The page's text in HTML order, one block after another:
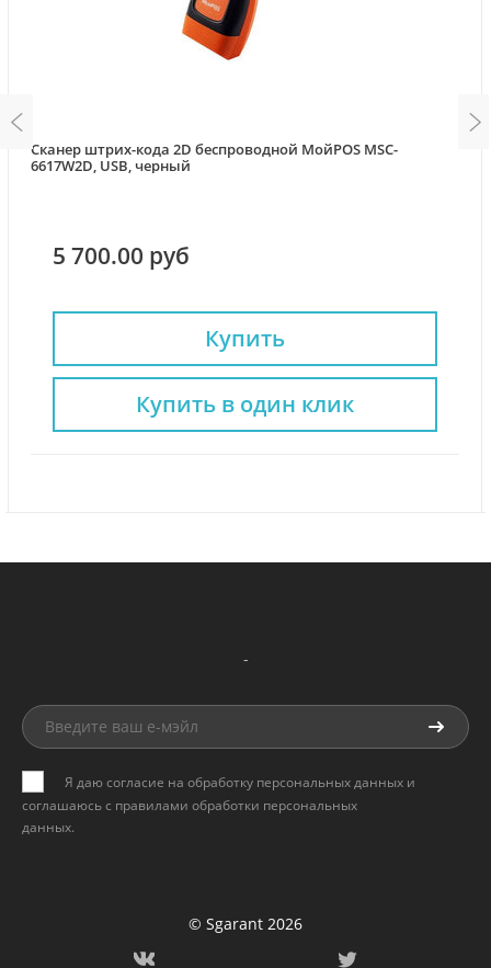
Сканер штрих-кода 2D беспроводной МойPOS MSC-
6617W2D, USB, черный
5 700.00 руб
Купить
Купить в один клик
-
Я даю согласие на обработку персональных данных и
соглашаюсь с правилами обработки персональных
данных.
© Sgarant 2026